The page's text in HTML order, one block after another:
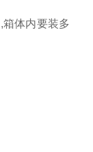
体内要装多